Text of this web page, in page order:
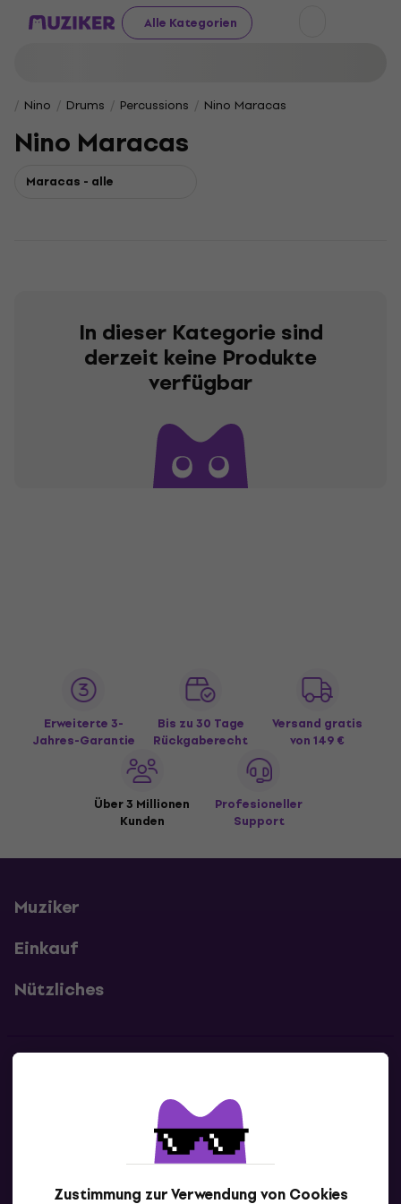
Alle Kategorien
Zustimmung zur Verwendung von Cookies
Nino Drums Percussions Nino Maracas
Nino Maracas
Maracas - alle
In dieser Kategorie sind
derzeit keine Produkte
verfügbar
Erweiterte 3-
Jahres-Garantie
Bis zu 30 Tage
Rückgaberecht
Versand gratis
von 149 €
Über 3 Millionen
Kunden
Profesioneller
Support
Muziker
Einkauf
Nützliches
Kontaktiere uns